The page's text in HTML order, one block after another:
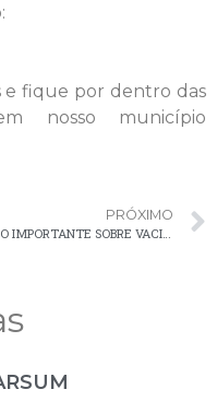
e fique por dentro das
nosso município
PRÓXIMO
AVISO IMPORTANTE SOBRE VACINAÇÃO